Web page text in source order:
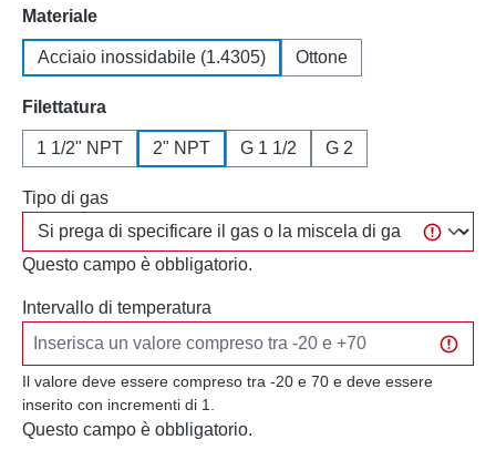
Seleziona
Materiale
Acciaio inossidabile (1.4305) Ottone
Seleziona
Filettatura
1 1/2" NPT 2" NPT G 1 1/2 G 2
Tipo di gas
Questo campo è obbligatorio.
Intervallo di temperatura
Il valore deve essere compreso tra -20 e 70 e deve essere
inserito con incrementi di 1.
Questo campo è obbligatorio.